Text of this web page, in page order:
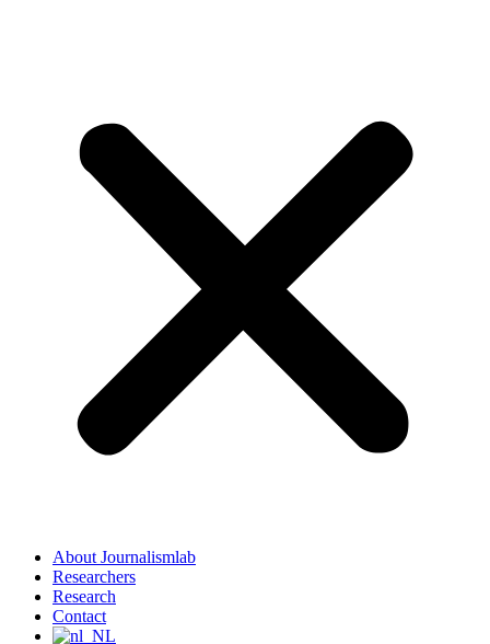
About Journalismlab
Researchers
Research
Contact